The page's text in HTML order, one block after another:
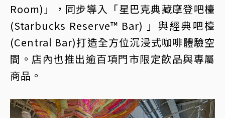
Room)」，同步導入「星巴克典藏摩登吧檯
(Starbucks Reserve™ Bar) 」與經典吧檯
(Central Bar)打造全方位沉浸式咖啡體驗空
間。店內也推出逾百項門市限定飲品與專屬
商品。